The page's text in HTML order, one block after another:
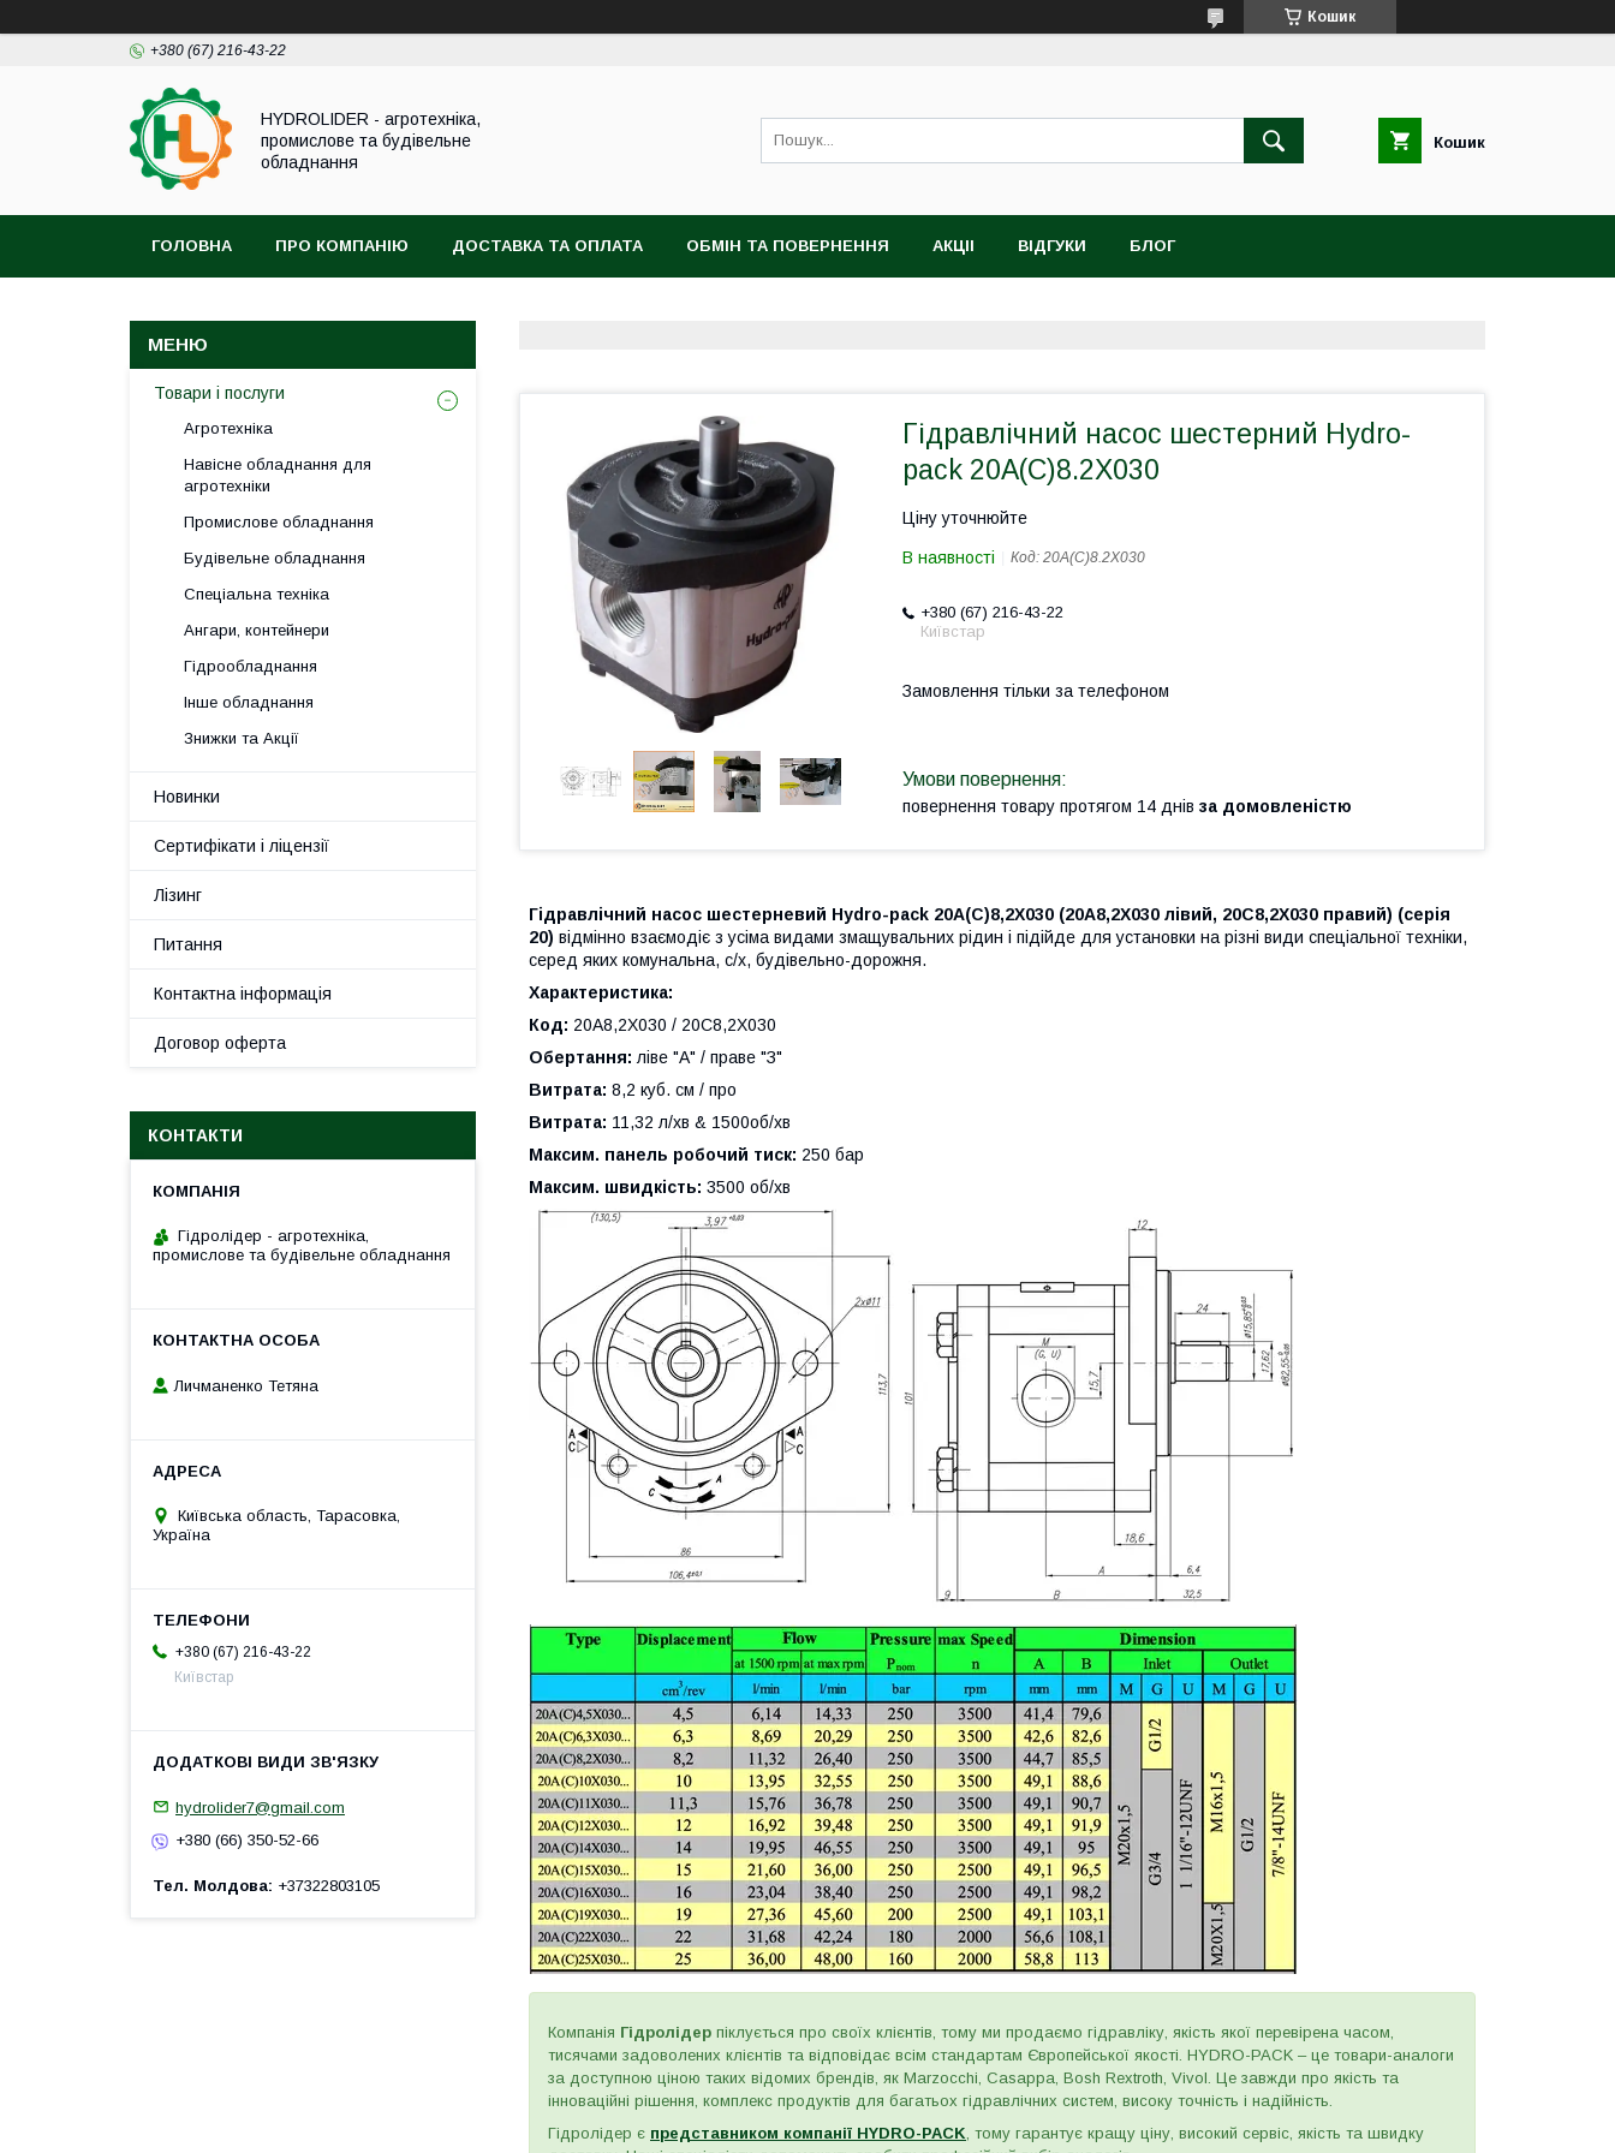
Кошик
+380 (67) 216-43-22
HYDROLIDER - агротехніка,
промислове та будівельне
обладнання
Кошик
ГОЛОВНА ПРО КОМПАНІЮ ДОСТАВКА ТА ОПЛАТА ОБМІН ТА ПОВЕРНЕННЯ АКЦІІ ВІДГУКИ БЛОГ
Гідравлічний насос шестерний Hydro-
pack 20А(С)8.2X030
Ціну уточнюйте
В наявності Код: 20А(С)8.2X030
+380 (67) 216-43-22
Київстар
Замовлення тільки за телефоном
повернення товару протягом 14 днів за домовленістю
Гідравлічний насос шестерневий Hydro-pack 20A(C)8,2X030 (20A8,2X030 лівий, 20C8,2X030 правий) (серія
20) відмінно взаємодіє з усіма видами змащувальних рідин і підійде для установки на різні види спеціальної техніки,
серед яких комунальна, с/х, будівельно-дорожня.
Характеристика:
Код: 20A8,2X030 / 20C8,2X030
Обертання:ліве "А" / праве "З"
Витрата: 8,2 куб. см / про
Витрата: 11,32 л/хв & 1500об/хв
Максим. панель робочий тиск: 250 бар
Максим. швидкість: 3500 об/хв
Компанія Гідролідер піклується про своїх клієнтів, тому ми продаємо гідравліку, якість якої перевірена часом,
тисячами задоволених клієнтів та відповідає всім стандартам Європейської якості. HYDRO-PACK – це товари-аналоги
за доступною ціною таких відомих брендів, як Marzocchi, Casappa, Bosh Rextroth, Vivol. Це завжди про якість та
інноваційні рішення, комплекс продуктів для багатьох гідравлічних систем, високу точність і надійність.
Гідролідер є представником компанії HYDRO-PACK, тому гарантує кращу ціну, високий сервіс, якість та швидку
Товари і послуги
Агротехніка
Навісне обладнання для
агротехніки
Промислове обладнання
Будівельне обладнання
Спеціальна техніка
Ангари, контейнери
Гідрообладнання
Інше обладнання
Знижки та Акції
Новинки
Сертифікати і ліцензії
Лізинг
Питання
Контактна інформація
Договор оферта
КОНТАКТИ
Гідролідер - агротехніка,
промислове та будівельне обладнання
Личманенко Тетяна
Київська область, Тарасовка,
Україна
+380 (67) 216-43-22
Київстар
hydrolider7@gmail.com
+380 (66) 350-52-66
Тел. Молдова +37322803105